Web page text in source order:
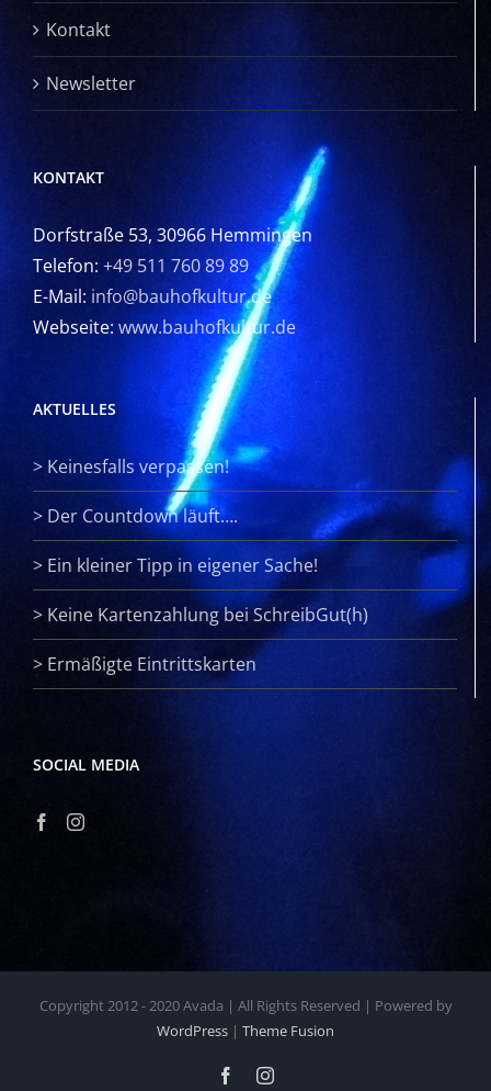
Kontakt
Newsletter
KONTAKT
Dorfstraße 53, 30966 Hemmingen
Telefon: +49 511 760 89 89
E-Mail: info@bauhofkultur.de
Webseite: www.bauhofkultur.de
AKTUELLES
> Keinesfalls verpassen!
> Der Countdown läuft….
> Ein kleiner Tipp in eigener Sache!
> Keine Kartenzahlung bei SchreibGut(h)
> Ermäßigte Eintrittskarten
SOCIAL MEDIA
Copyright 2012 - 2020 Avada | All Rights Reserved | Powered by
WordPress | Theme Fusion
FacebookInstagram